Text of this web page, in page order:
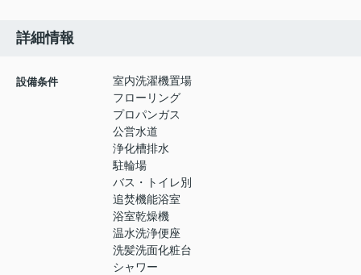
詳細情報
設備条件
室内洗濯機置場
フローリング
プロパンガス
公営水道
浄化槽排水
駐輪場
バス・トイレ別
追焚機能浴室
浴室乾燥機
温水洗浄便座
洗髪洗面化粧台
シャワー